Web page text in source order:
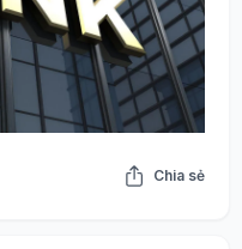
Chia sẻ